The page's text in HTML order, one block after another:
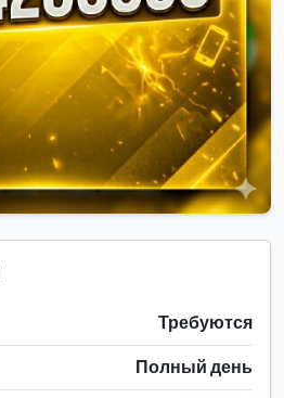
Требуются
Полный день